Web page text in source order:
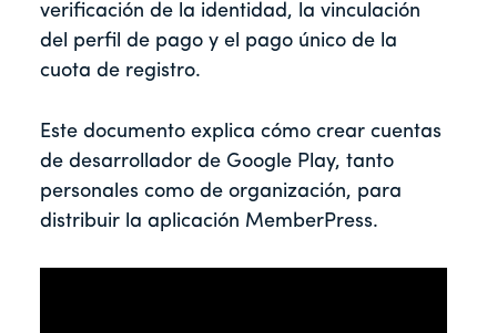
verificación de la identidad, la vinculación
del perfil de pago y el pago único de la
cuota de registro.
Este documento explica cómo crear cuentas
de desarrollador de Google Play, tanto
personales como de organización, para
distribuir la aplicación MemberPress.